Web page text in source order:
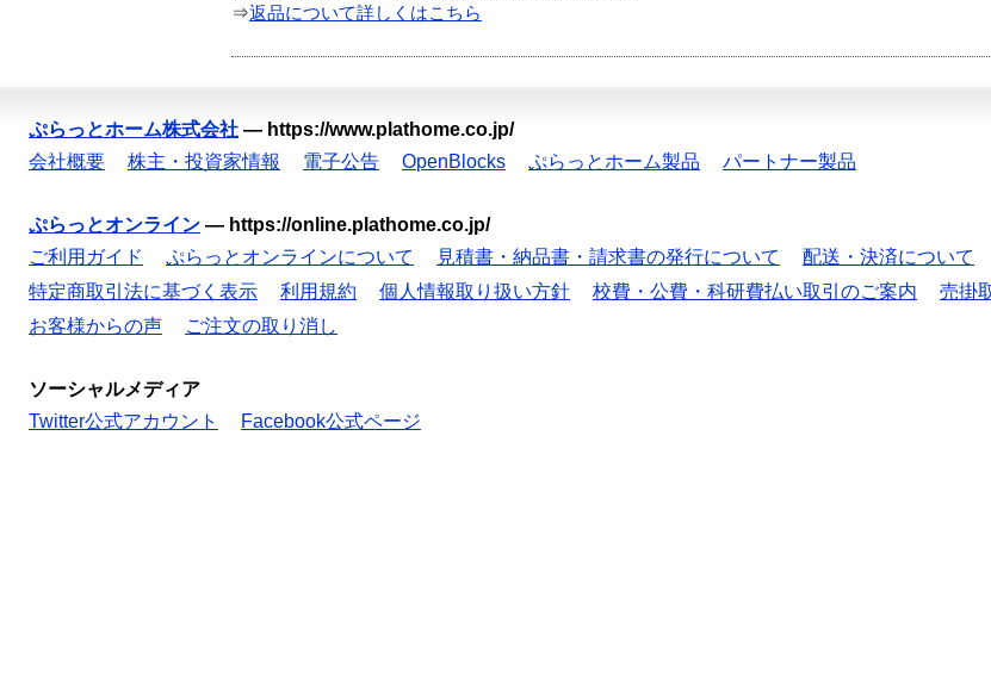
⇒返品について詳しくはこちら
ぷらっとホーム株式会社 — https://www.plathome.co.jp/
会社概要
株主・投資家情報 電子公告 OpenBlocks ぷらっとホーム製品 パートナー製品
ぷらっとオンライン — https://online.plathome.co.jp/
ご利用ガイド
ぷらっとオンラインについて 見積書・納品書・請求書の発行について 配送・決済について
特定商取引法に基づく表示
利用規約 個人情報取り扱い方針 校費・公費・科研費払い取引のご案内 売掛
お客様からの声
ご注文の取り消し
ソーシャルメディア
Twitter公式アカウント
Facebook公式ページ